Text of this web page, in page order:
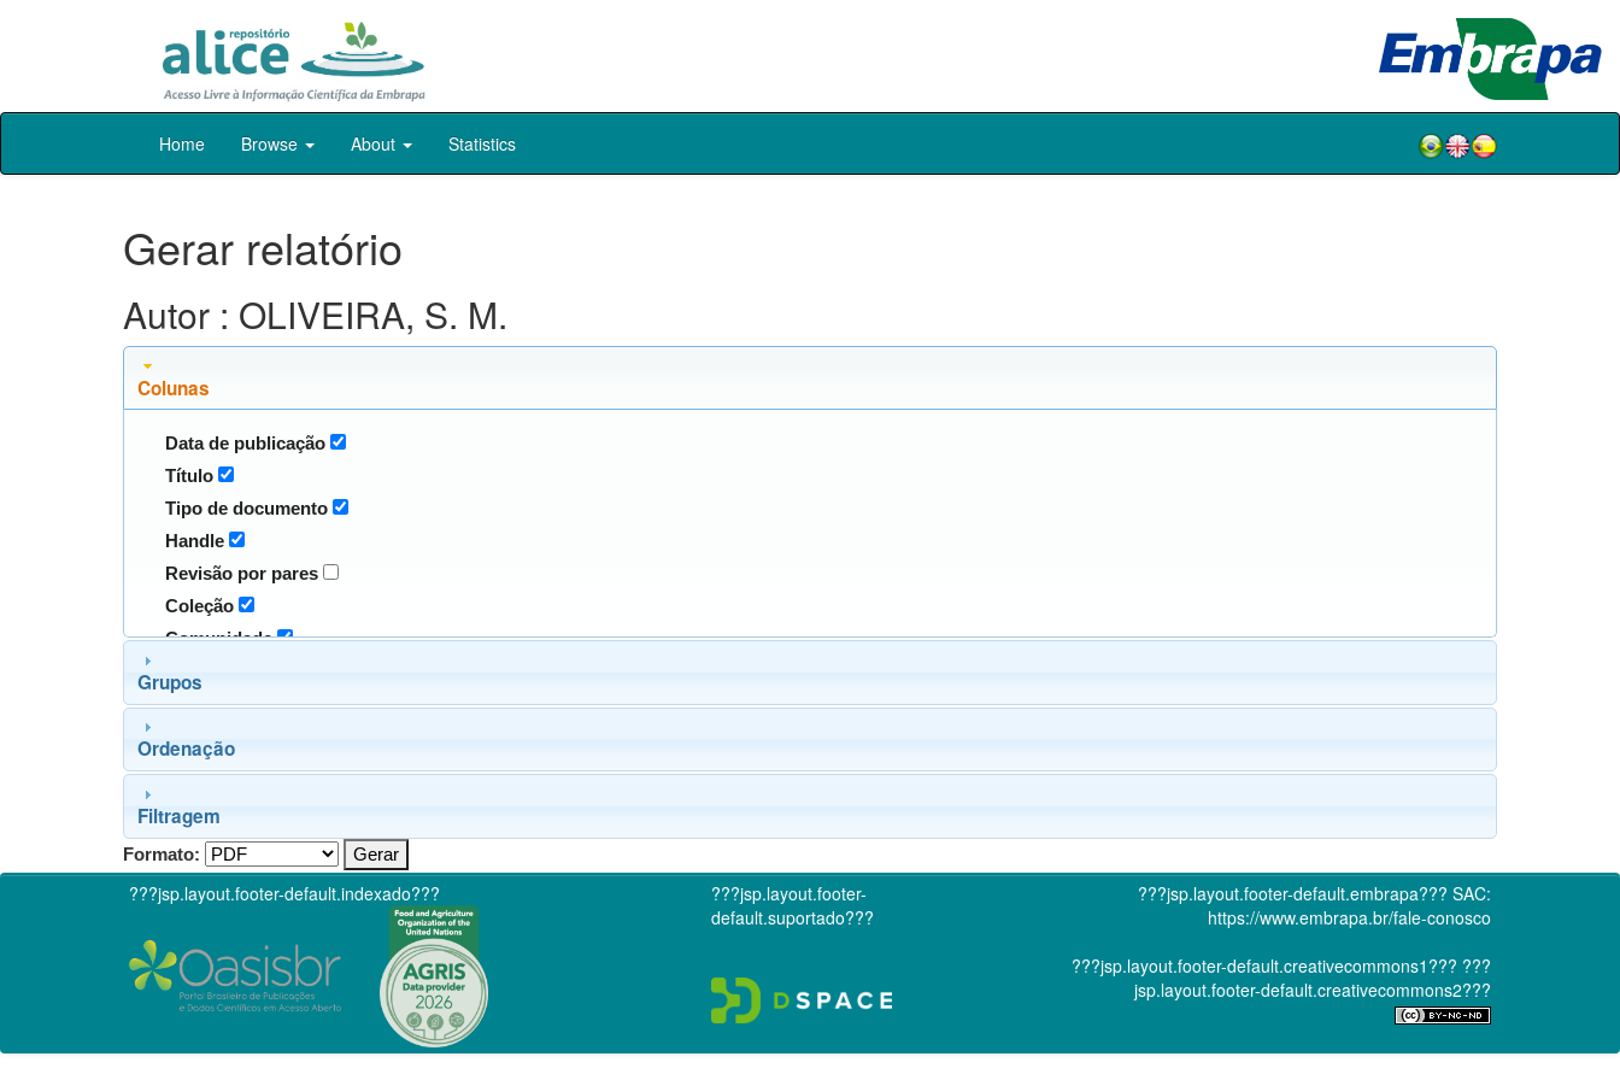
Skip
Home Browse About Statistics
Gerar relatório
Autor : OLIVEIRA, S. M.
Colunas
Data de publicação
Título
Tipo de documento
Handle
Revisão por pares
Coleção
Comunidade
Grupos
Ordenação
Filtragem
Formato:
???jsp.layout.footer-default.indexado???
???jsp.layout.footer-
default.suportado???
???jsp.layout.footer-default.embrapa??? SAC:
https://www.embrapa.br/fale-conosco
???jsp.layout.footer-default.creativecommons1??? ???
jsp.layout.footer-default.creativecommons2???